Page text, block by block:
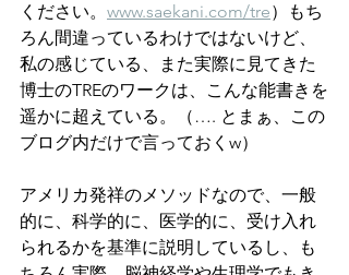
ください。 www.saekani.com/tre）もち
ろん間違っているわけではないけど、
私の感じている、また実際に見てきた
博士のTREのワークは、こんな能書きを
遥かに超えている。（…. とまぁ、この
ブログ内だけで言っておくw）
アメリカ発祥のメソッドなので、一般
的に、科学的に、医学的に、受け入れ
られるかを基準に説明しているし、も